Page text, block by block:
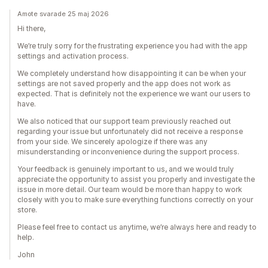
Trattens prestanda
Amote svarade 25 maj 2026
Hi there,
We’re truly sorry for the frustrating experience you had with the app
settings and activation process.
We completely understand how disappointing it can be when your
settings are not saved properly and the app does not work as
expected. That is definitely not the experience we want our users to
have.
We also noticed that our support team previously reached out
regarding your issue but unfortunately did not receive a response
from your side. We sincerely apologize if there was any
misunderstanding or inconvenience during the support process.
Your feedback is genuinely important to us, and we would truly
appreciate the opportunity to assist you properly and investigate the
issue in more detail. Our team would be more than happy to work
closely with you to make sure everything functions correctly on your
store.
Please feel free to contact us anytime, we’re always here and ready to
help.
John